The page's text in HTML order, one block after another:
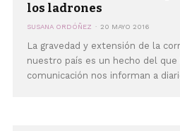
los ladrones
SUSANA ORDÓÑEZ 20 MAYO 2016
La gravedad y extensión de la
nuestro país es un hecho del
comunicación nos informan a